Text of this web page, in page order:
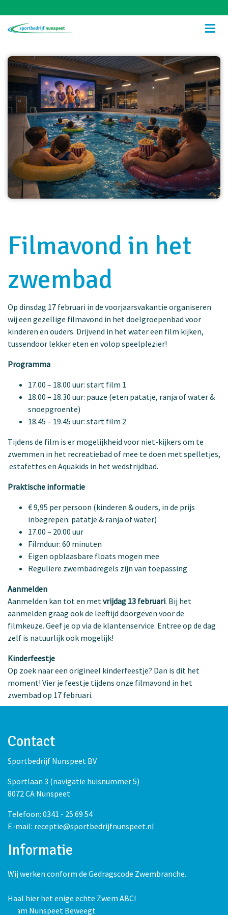
Filmavond in het
zwembad
Op dinsdag 17 februari in de voorjaarsvakantie organiseren
wij een gezellige filmavond in het doelgroepenbad voor
kinderen en ouders. Drijvend in het water een film kijken,
tussendoor lekker eten en volop speelplezier!
Programma
17.00 – 18.00 uur: start film 1
18.00 – 18.30 uur: pauze (eten patatje, ranja of water &
snoepgroente)
18.45 – 19.45 uur: start film 2
Tijdens de film is er mogelijkheid voor niet-kijkers om te
zwemmen in het recreatiebad of mee te doen met spelletjes,
estafettes en Aquakids in het wedstrijdbad.
Praktische informatie
€ 9,95 per persoon (kinderen & ouders, in de prijs
inbegrepen: patatje & ranja of water)
17.00 – 20.00 uur
Filmduur: 60 minuten
Eigen opblaasbare floats mogen mee
Reguliere zwembadregels zijn van toepassing
Aanmelden
Aanmelden kan tot en met vrijdag 13 februari. Bij het
aanmelden graag ook de leeftijd doorgeven voor de
filmkeuze. Geef je op via de klantenservice. Entree op de dag
zelf is natuurlijk ook mogelijk!
Kinderfeestje
Op zoek naar een origineel kinderfeestje? Dan is dit het
moment! Vier je feestje tijdens onze filmavond in het
zwembad op 17 februari.
Contact
Sportbedrijf Nunspeet BV
Sportlaan 3 (navigatie huisnummer 5)
8072 CA Nunspeet
Telefoon: 0341 - 25 69 54
E-mail: receptie@sportbedrijfnunspeet.nl
Informatie
Wij werken conform de Gedragscode Zwembranche.
Haal hier het enige echte Zwem ABC!
Team Nunspeet Beweegt